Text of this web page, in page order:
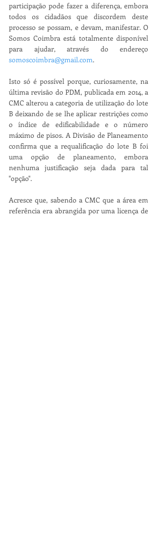
participação pode fazer a diferença, embora
todos os cidadãos que discordem deste
processo se possam, e devam, manifestar. O
Somos Coimbra está totalmente disponível
somoscoimbra@gmail.com.
Isto só é possível porque, curiosamente, na
última revisão do PDM, publicada em 2014, a
CMC alterou a categoria de utilização do lote
B deixando de se lhe aplicar restrições como
o índice de edificabilidade e o número
máximo de pisos. A Divisão de Planeamento
confirma que a requalificação do lote B foi
uma opção de planeamento, embora
nenhuma justificação seja dada para tal
"opção".
Acresce que, sabendo a CMC que a área em
referência era abrangida por uma licença de